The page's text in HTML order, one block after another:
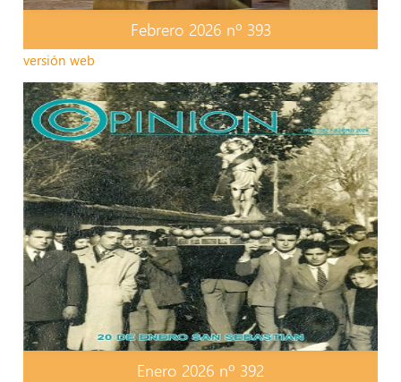
Febrero 2026 nº 393
versión web
Enero 2026 nº 392